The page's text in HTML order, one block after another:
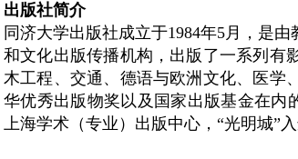
出版社简介
同济大学出版社成立于1984年5月，是
和文化出版传播机构，出版了一系列有
木工程、交通、德语与欧洲文化、医学
华优秀出版物奖以及国家出版基金在内
上海学术（专业）出版中心，“光明城”